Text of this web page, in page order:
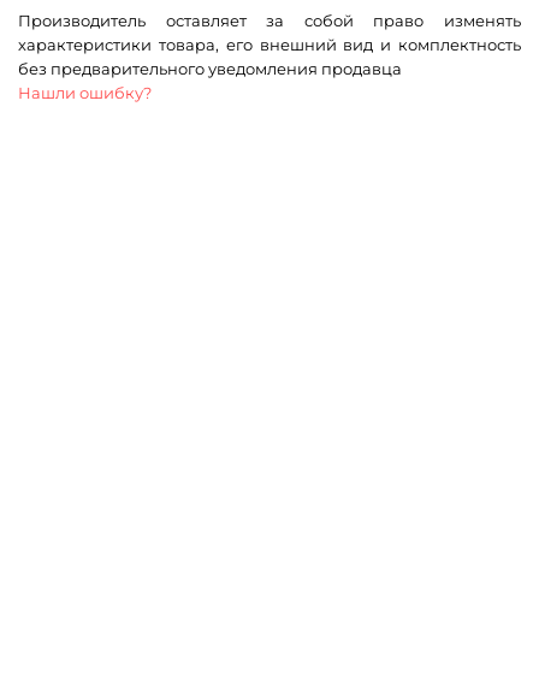
Производитель оставляет за собой право изменять
характеристики товара, его внешний вид и комплектность
без предварительного уведомления продавца
Нашли ошибку?